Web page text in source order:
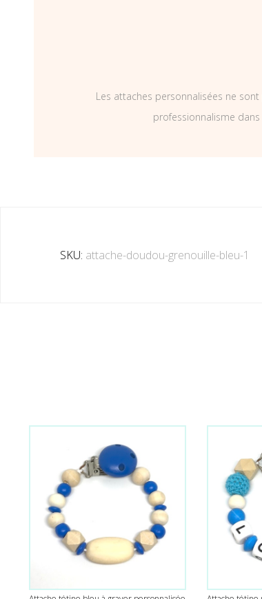
Les attaches personnalisées ne
professionnalisme
SKU: attache-doudou-grenouille-bleu-1